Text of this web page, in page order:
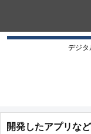
デジタ
開発したアプリな